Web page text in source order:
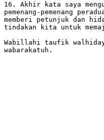
16. Akhir kata saya
pemenang-pemenang
memberi petunjuk dan
tindakan kita untuk
Wabillahi taufik
wabarakatuh.